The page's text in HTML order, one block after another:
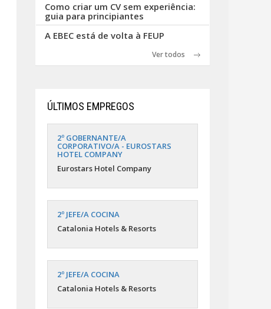
Como criar um CV sem experiência:
guia para principiantes
A EBEC está de volta à FEUP
Ver todos
ÚLTIMOS EMPREGOS
2º GOBERNANTE/A
CORPORATIVO/A - EUROSTARS
HOTEL COMPANY
Eurostars Hotel Company
2º JEFE/A COCINA
Catalonia Hotels & Resorts
2º JEFE/A COCINA
Catalonia Hotels & Resorts